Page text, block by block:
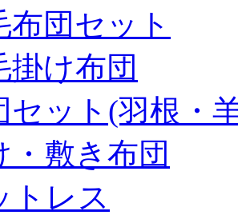
布団セット
掛け布団
セット(羽根・
・敷き布団
トレス